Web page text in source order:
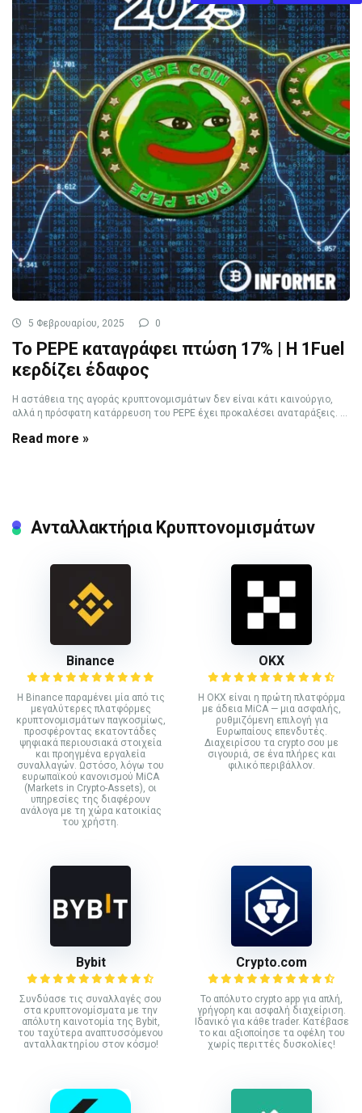
5 Φεβρουαρίου, 2025 0
To PEPE καταγράφει πτώση 17% | Η 1Fuel
κερδίζει έδαφος
Η αστάθεια της αγοράς κρυπτονομισμάτων δεν είναι κάτι καινούργιο,
αλλά η πρόσφατη κατάρρευση του PEPE έχει προκαλέσει αναταράξεις. ...
Read more »
Ανταλλακτήρια Κρυπτονομισμάτων
Binance
Η Binance παραμένει μία από τις
μεγαλύτερες πλατφόρμες
κρυπτονομισμάτων παγκοσμίως,
προσφέροντας εκατοντάδες
ψηφιακά περιουσιακά στοιχεία
και προηγμένα εργαλεία
συναλλαγών. Ωστόσο, λόγω του
ευρωπαϊκού κανονισμού MiCA
(Markets in Crypto-Assets), οι
υπηρεσίες της διαφέρουν
ανάλογα με τη χώρα κατοικίας
του χρήστη.
ΟΚΧ
Η OKX είναι η πρώτη πλατφόρμα
με άδεια MiCA — μια ασφαλής,
ρυθμιζόμενη επιλογή για
Ευρωπαίους επενδυτές.
Διαχειρίσου τα crypto σου με
σιγουριά, σε ένα πλήρες και
φιλικό περιβάλλον.
Bybit
Συνδύασε τις συναλλαγές σου
στα κρυπτονομίσματα με την
απόλυτη καινοτομία της Bybit,
του ταχύτερα αναπτυσσόμενου
ανταλλακτηρίου στον κόσμο!
Crypto.com
Το απόλυτο crypto app για απλή,
γρήγορη και ασφαλή διαχείριση.
Ιδανικό για κάθε trader. Κατέβασε
το και αξιοποίησε τα οφέλη του
χωρίς περιττές δυσκολίες!